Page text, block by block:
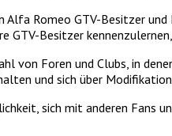
Romeo GTV-Besitzer
Besitzer
von Foren und Clubs, in
und sich über
sich mit anderen Fans